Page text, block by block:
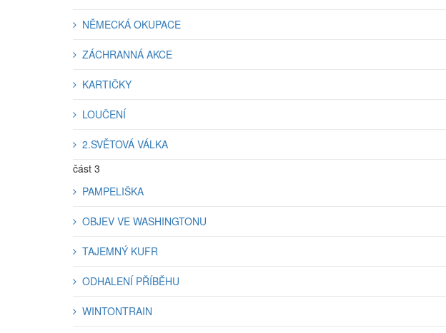
NĚMECKÁ OKUPACE
ZÁCHRANNÁ AKCE
KARTIČKY
LOUČENÍ
2.SVĚTOVÁ VÁLKA
část 3
PAMPELIŠKA
OBJEV VE WASHINGTONU
TAJEMNÝ KUFR
ODHALENÍ PŘÍBĚHU
WINTONTRAIN